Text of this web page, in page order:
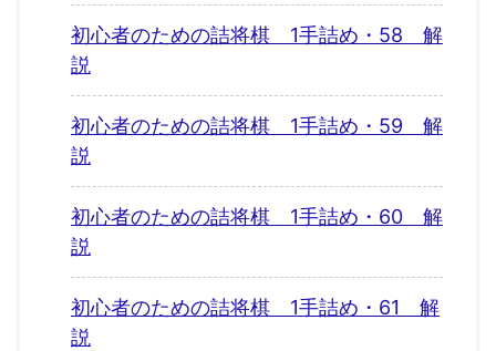
初心者のための詰将棋 1手詰め・58 解
説
初心者のための詰将棋 1手詰め・59 解
説
初心者のための詰将棋 1手詰め・60 解
説
初心者のための詰将棋 1手詰め・61 解
説